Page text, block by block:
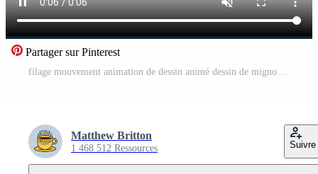
Partager sur Pinterest
filage mouvement animation de dessin animé dessin de mignonne kawaii fille Vidéo Pro
Matthew Britton
1 468 512 Ressources Suivre